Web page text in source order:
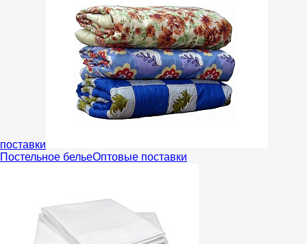
поставки
Постельное бельеОптовые поставки